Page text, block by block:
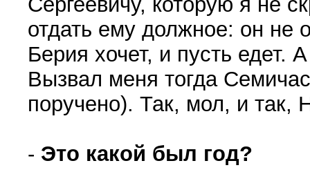
отдать ему должное: он не
Берия хочет, и пусть едет.
Вызвал меня тогда
поручено). Так, мол, и так,
- Это какой был год?